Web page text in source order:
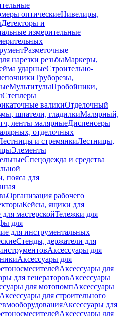
оптическиеНивелиры,
Детекторы и
измерительные
Разметочные
нарезки резьбыМаркеры,
ударныеСтроительно-
Труборезы,
МультитулыПробойники,
Степлеры
валикиОтделочный
шпатели, гладилкиМалярный,
ленты малярныеДиспенсеры
отделочных
и стремянкиЛестницы,
Элементы
Спецодежда и средства
пояса для
Организация рабочего
Кейсы, ящики для
мастерскойТележки для
для
для инструментальных
Стенды, держатели для
Аксессуары для
Аксессуары для
Аксессуары для
для генераторовАксессуары
для мотопомпАксессуары
Аксессуары для строительного
Аксессуары для
Аксессуары для